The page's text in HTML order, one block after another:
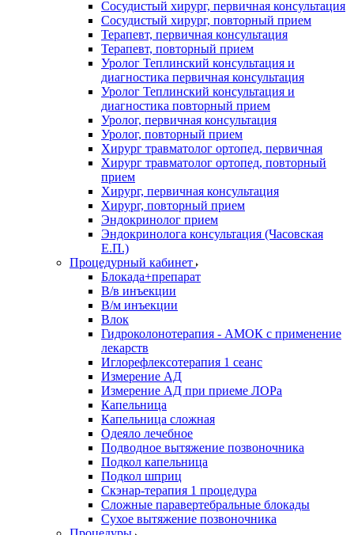
Сосудистый хирург, первичная консультация
Сосудистый хирург, повторный прием
Терапевт, первичная консультация
Терапевт, повторный прием
Уролог Теплинский консультация и
диагностика первичная консультация
Уролог Теплинский консультация и
диагностика повторный прием
Уролог, первичная консультация
Уролог, повторный прием
Хирург травматолог ортопед, первичная
Хирург травматолог ортопед, повторный
прием
Хирург, первичная консультация
Хирург, повторный прием
Эндокринолог прием
Эндокринолога консультация (Часовская
Е.П.)
Процедурный кабинет
Блокада+препарат
В/в инъекции
В/м инъекции
Влок
Гидроколонотерапия - АМОК с применение
лекарств
Иглорефлексотерапия 1 сеанс
Измерение АД
Измерение АД при приеме ЛОРа
Капельница
Капельница сложная
Одеяло лечебное
Подводное вытяжение позвоночника
Подкол капельница
Подкол шприц
Скэнар-терапия 1 процедура
Сложные паравертебральные блокады
Сухое вытяжение позвоночника